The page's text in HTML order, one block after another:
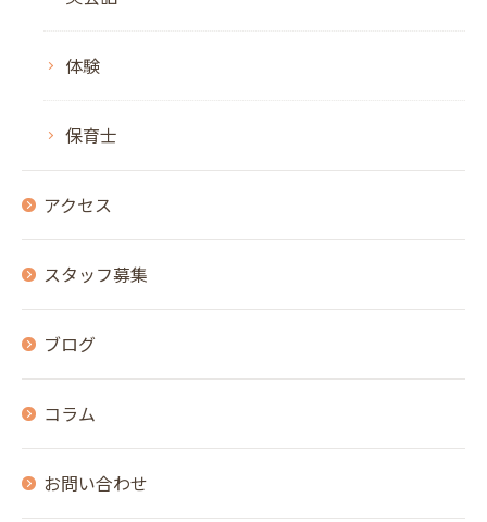
体験
保育士
アクセス
スタッフ募集
ブログ
コラム
お問い合わせ